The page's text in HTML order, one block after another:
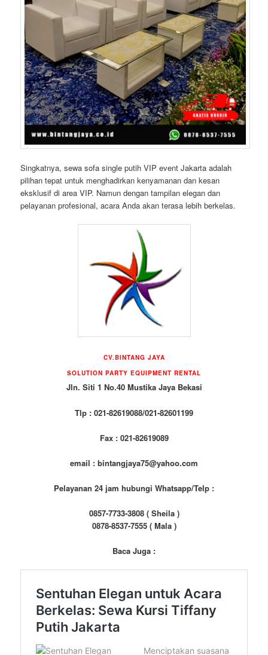
Singkatnya, sewa sofa single putih VIP event Jakarta adalah
pilihan tepat untuk menghadirkan kenyamanan dan kesan
eksklusif di area VIP. Namun dengan tampilan elegan dan
pelayanan profesional, acara Anda akan terasa lebih berkelas.
CV.BINTANG JAYA
SOLUTION PARTY EQUIPMENT RENTAL
Jln. Siti 1 No.40 Mustika Jaya Bekasi
Tlp : 021-82619088/021-82601199
Fax : 021-82619089
email : bintangjaya75@yahoo.com
Pelayanan 24 jam hubungi Whatsapp/Telp :
0857-7733-3808 ( Sheila )
0878-8537-7555 ( Mala )
Baca Juga :